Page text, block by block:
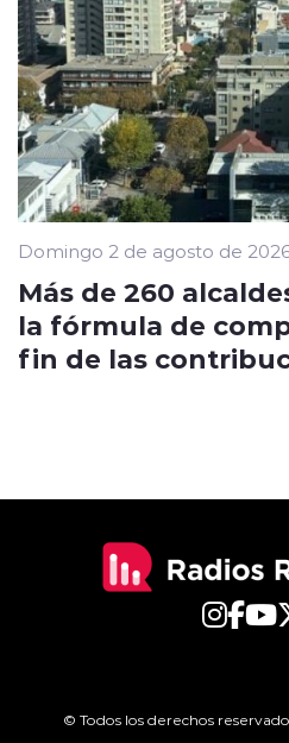
Domingo 2 de agosto de
Más de 260
la fórmula de
fin de las
© Todos los derechos